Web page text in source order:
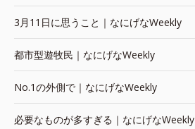
3月11日に思うこと｜なにげなWeekly
都市型遊牧民｜なにげなWeekly
No.1の外側で｜なにげなWeekly
必要なものが多すぎる｜なにげなWeekly